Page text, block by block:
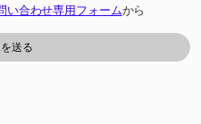
い合わせ専用フォームから